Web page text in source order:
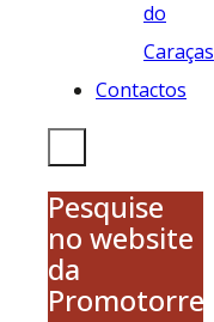
do
Caraças
Contactos
Pesquise
no website
da
Promotorres